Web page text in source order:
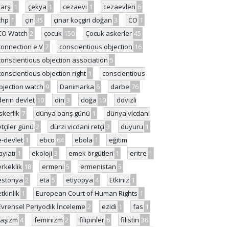
1 çekya 1 cezaevi 1 cezaevleri 6
1 çin 35 çınar koçgiri doğan 3 CO 1
Watch 2 çocuk 150 Çocuk askerler 45
e.V 7 conscientious objection 16
objection association 5
objection right 1
conscientious
watch 9 Danimarka 6 darbe 76
devlet 10 din 3 doğa 10
dövizli
7 dünya barış günü 1
dünya vicdani
günü 2 dürzi vicdani retçi 3 duyuru 1
devlet 1 ebco 64 ebola 1
eğitim
1 ekoloji 3 emek örgütleri 1 eritre 1
18 ermeni 5 ermenistan 5
2 eta 5 etiyopya 4 Etkiniz 1
1 European Court of Human Rights 1
Periyodik İnceleme 2 ezidi 1 fas 1
4 feminizm 2 filipinler 6 filistin 36